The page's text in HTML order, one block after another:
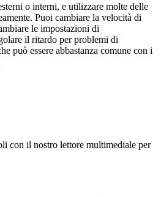
o interni, e utilizzare molte delle
Puoi cambiare la velocità di
le impostazioni di
il ritardo per problemi di
può essere abbastanza comune con i
con il nostro lettore multimediale per